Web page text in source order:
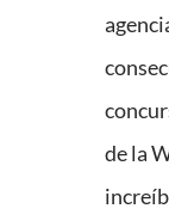
de la